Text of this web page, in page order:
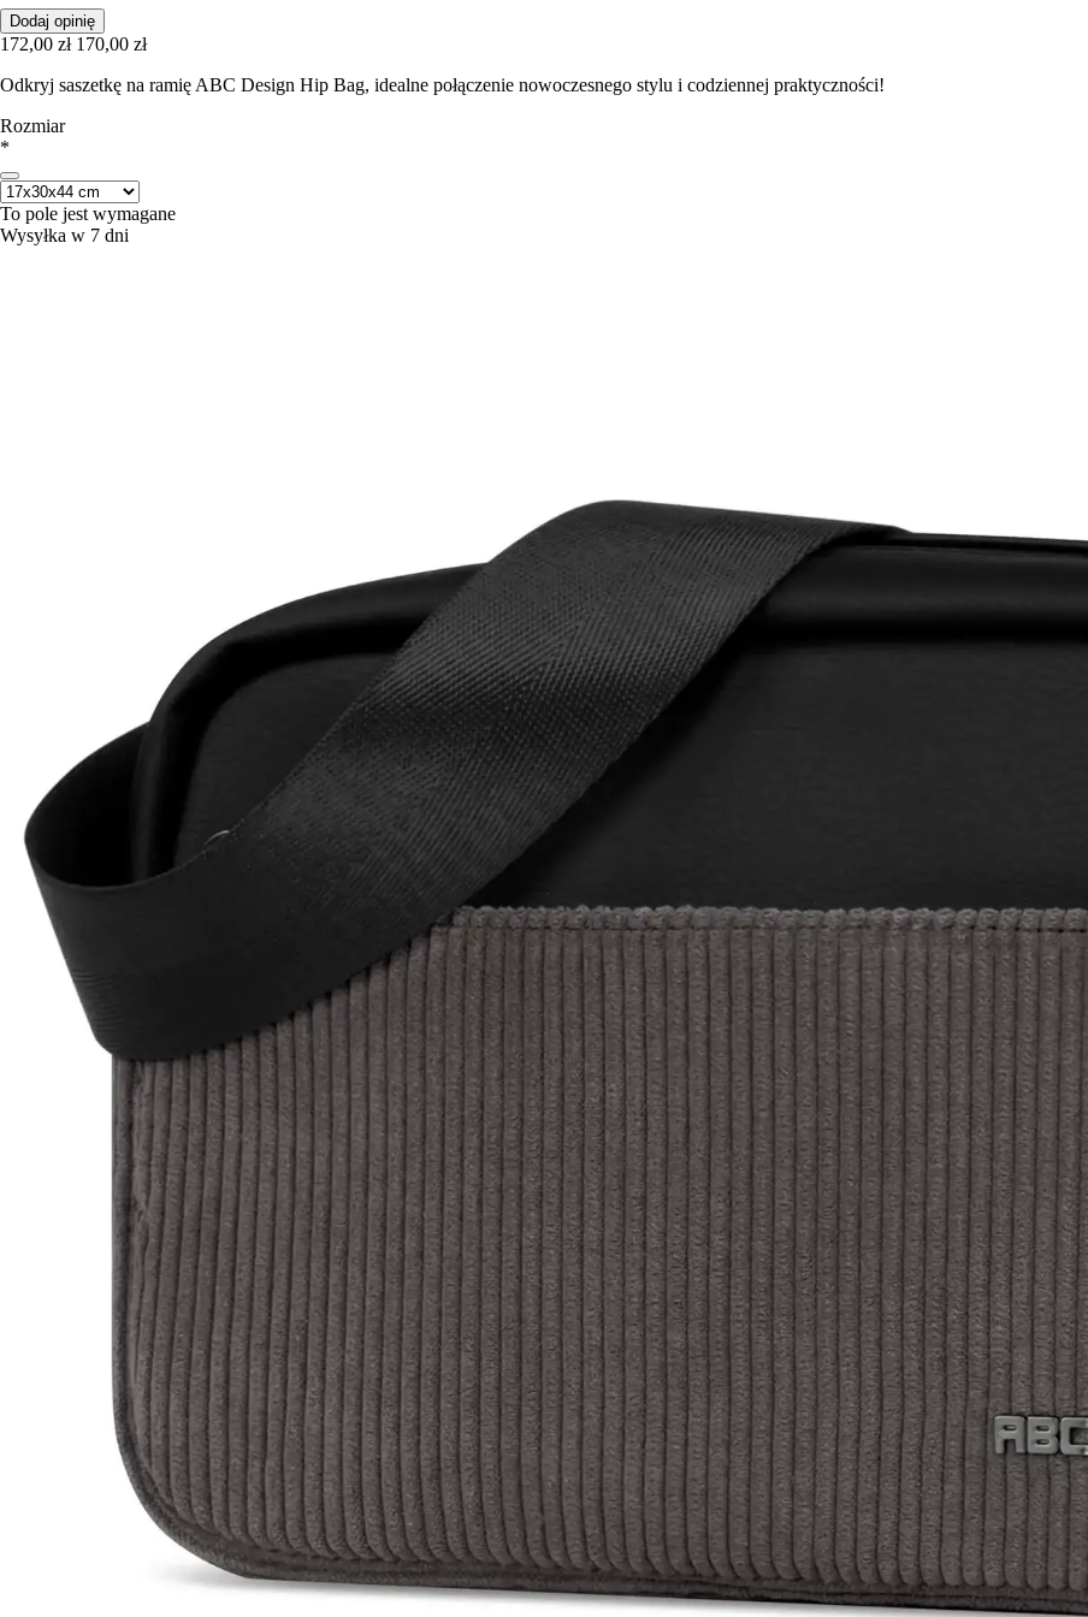
Dodaj opinię
172,00 zł 170,00 zł
Odkryj saszetkę na ramię ABC Design Hip Bag, idealne połączenie nowoczesnego stylu i codziennej praktyczności!
Rozmiar
*
To pole jest wymagane
Wysyłka w 7 dni